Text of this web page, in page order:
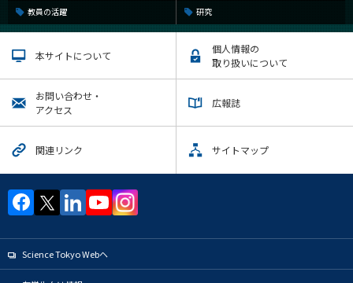
教員の活躍 研究
本サイトについて
個人情報の
取り扱いについて
お問い合わせ・
アクセス
広報誌
関連リンク サイトマップ
Science Tokyo Webヘ